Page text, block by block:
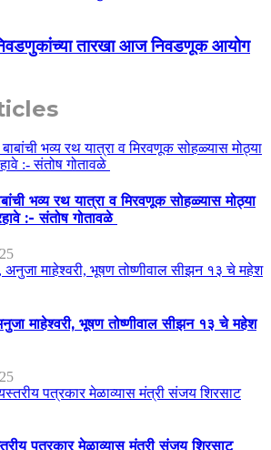
निवडणुकांच्या तारखा आज निवडणूक आयोग
भव्य रथ यात्रा व मिरवणूक सोहळ्यास मोठ्या
:- संतोष गोतावळे
माहेश्वरी, भूषण तोष्णीवाल सीझन १३ चे महेश
पत्रकार मेळाव्यास मंत्री संजय शिरसाट